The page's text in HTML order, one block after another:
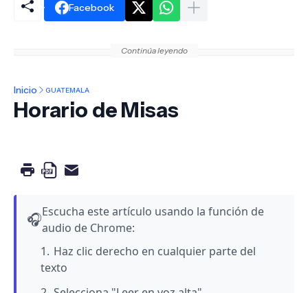
Facebook
Continúa leyendo
Inicio GUATEMALA
Horario de Misas
🎧Escucha este artículo usando la función de
audio de Chrome:
Haz clic derecho en cualquier parte del
texto